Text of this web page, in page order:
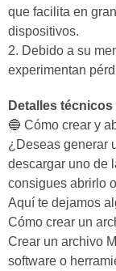
que facilita en
dispositivos.
2. Debido a su
experimentan
Detalles técnicos
🔵 Cómo crear y
¿Deseas generar
descargar uno de
consigues abrirlo
Aquí te dejamos
Cómo crear un
Crear un archivo
software o